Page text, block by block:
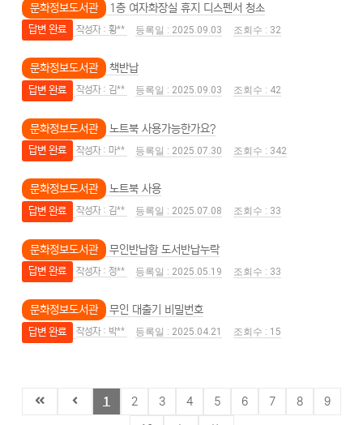
문화정보도서관 1층 여자화장실 휴지 디스펜서 청소
답변 완료 황** 2025.09.03 32
문화정보도서관 책반납
답변 완료 김** 2025.09.03 42
문화정보도서관 노트북 사용가능한가요?
답변 완료 마** 2025.07.30 342
문화정보도서관 노트북 사용
답변 완료 김** 2025.07.08 33
문화정보도서관 무인반납함 도서반납누락
답변 완료 정** 2025.05.19 33
문화정보도서관 무인 대출기 비밀번호
답변 완료 박** 2025.04.21 15
1 2 3 4 5 6 7 8 9